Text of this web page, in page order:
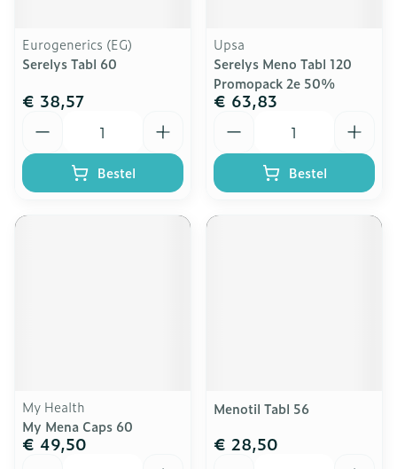
Eurogenerics (EG)
Serelys Tabl 60
€ 38,57
Bestel
Upsa
Serelys Meno Tabl 120
Promopack 2e 50%
€ 63,83
Bestel
My Health
My Mena Caps 60
€ 49,50
Menotil Tabl 56
€ 28,50